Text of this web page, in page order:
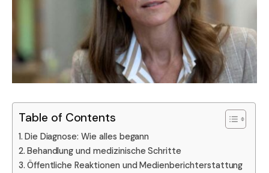
Table of Contents
Die Diagnose: Wie alles begann
Behandlung und medizinische Schritte
Öffentliche Reaktionen und Medienberichterstattung